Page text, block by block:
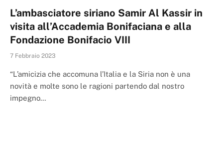
L’ambasciatore siriano Samir Al Kassir in
visita all’Accademia Bonifaciana e alla
Fondazione Bonifacio VIII
7 Febbraio 2023
“L’amicizia che accomuna l’Italia e la Siria non è una
novità e molte sono le ragioni partendo dal nostro
impegno…